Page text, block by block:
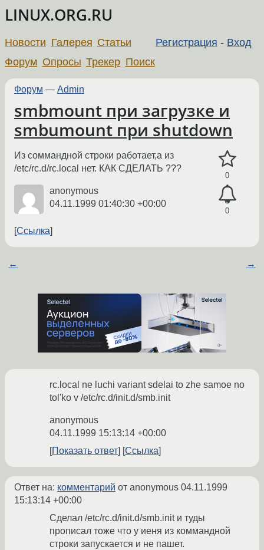
LINUX.ORG.RU
Регистрация - Вход
Новости Галерея Статьи
Форум Опросы Трекер Поиск
Форум — Admin
smbmount при загрузке и
smbumount при shutdown
0
0
Из соммандной строки работает,а из
/etc/rc.d/rc.local нет. КАК СДЕЛАТЬ ???
anonymous
04.11.1999 01:40:30 +00:00
Ссылка
← →
rc.local ne luchi variant sdelai to zhe samoe no
tol'ko v /etc/rc.d/init.d/smb.init
anonymous
04.11.1999 15:13:14 +00:00
Показать ответ
Ссылка
Ответ на: комментарий от anonymous 04.11.1999
15:13:14 +00:00
Сделал /etc/rc.d/init.d/smb.init и туды
прописал тоже что у иеня из коммандной
строки запускается и не пашет.